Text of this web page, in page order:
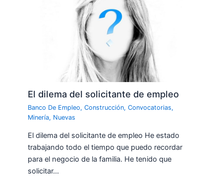
El dilema del solicitante de empleo
Banco De Empleo,Construcción,Convocatorias,
Minería, Nuevas
El dilema del solicitante de empleo He estado
trabajando todo el tiempo que puedo recordar
para el negocio de la familia. He tenido que
solicitar…